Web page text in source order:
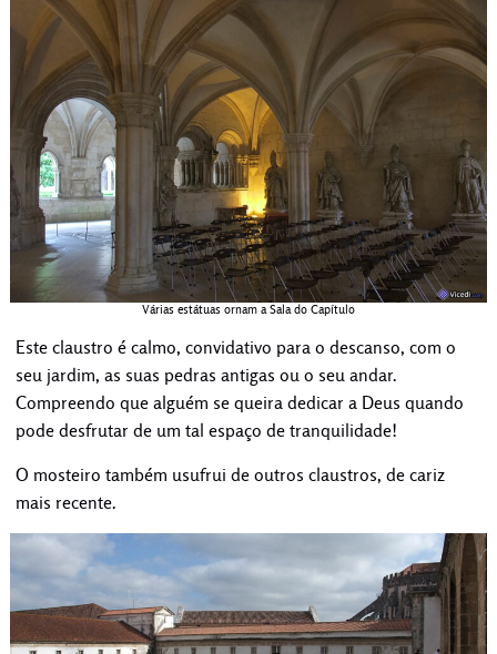
Várias estátuas ornam a Sala do Capítulo
Este claustro é calmo, convidativo para o descanso, com o
seu jardim, as suas pedras antigas ou o seu andar.
Compreendo que alguém se queira dedicar a Deus quando
pode desfrutar de um tal espaço de tranquilidade!
O mosteiro também usufrui de outros claustros, de cariz
mais recente.